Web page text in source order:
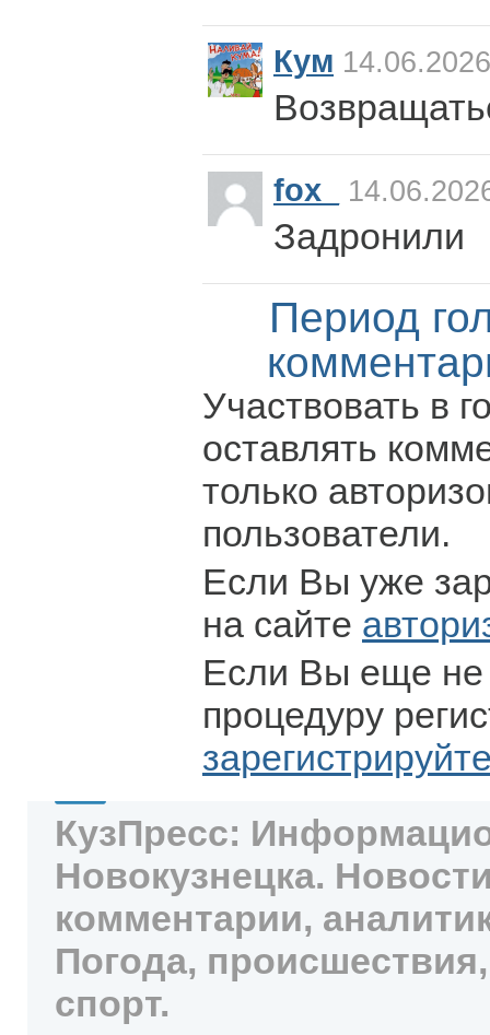
Кум
fox_
Задронили
Период
Участвовать в
оставлять
только
пользователи.
Если Вы уже
на сайте
Если Вы еще не
процедуру
КузПресс:
Новокузнецка.
комментарии,
Погода,
спорт.